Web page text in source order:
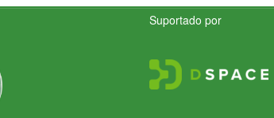
Suportado por